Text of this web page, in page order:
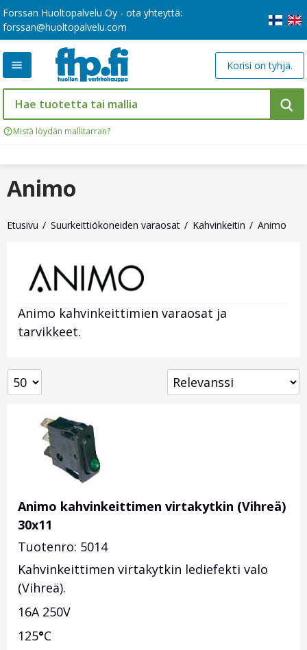
Forssan Huoltopalvelu Oy - ota yhteyttä:
forssan@huoltopalvelu.com
Mistä löydän mallitarran?
Korisi on tyhjä.
Etusivu Suurkeittiökoneiden varaosat Kahvinkeitin Animo
Animo
Animo kahvinkeittimien varaosat ja
tarvikkeet.
Animo kahvinkeittimen virtakytkin (Vihreä)
30x11
Tuotenro: 5014
Kahvinkeittimen virtakytkin lediefekti valo
(Vihreä).
16A 250V
125°C